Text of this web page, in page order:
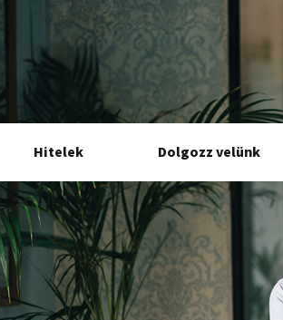
Hitelek Dolgozz velünk